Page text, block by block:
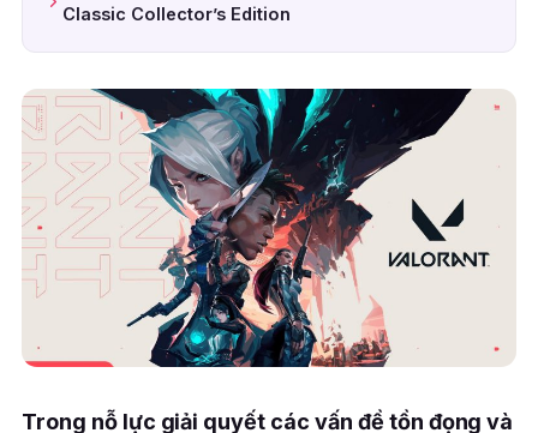
Classic Collector’s Edition
Trong nỗ lực giải quyết các vấn đề tồn đọng và